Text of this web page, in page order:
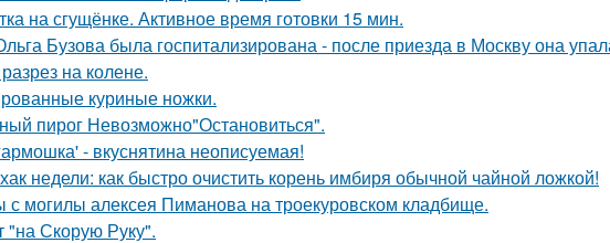
на сгущёнке. Активное время готовки 15 мин.
Бузова была госпитализирована - после приезда в Москву она
на колене.
куриные ножки.
пирог Невозможно"Остановиться".
- вкуснятина неописуемая!
недели: как быстро очистить корень имбиря обычной чайной ложкой!
с могилы алексея Пиманова на троекуровском кладбище.
"на Скорую Руку".